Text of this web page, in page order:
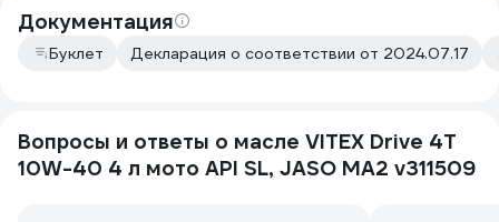
Документация
Буклет Декларация о соответствии от 2024.07.17
Вопросы и ответы о масле VITEX Drive 4T
10W-40 4 л мото API SL, JASO MA2 v311509